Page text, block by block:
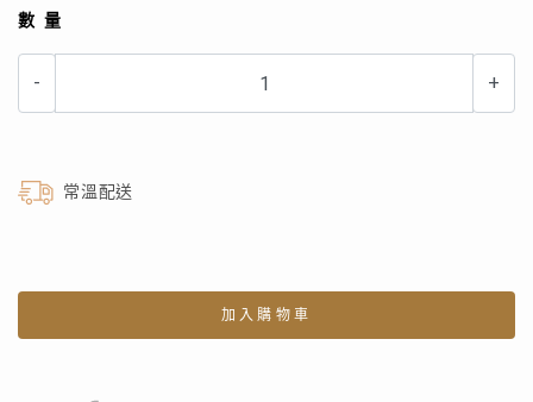
數量
- +
常溫配送
加入購物車